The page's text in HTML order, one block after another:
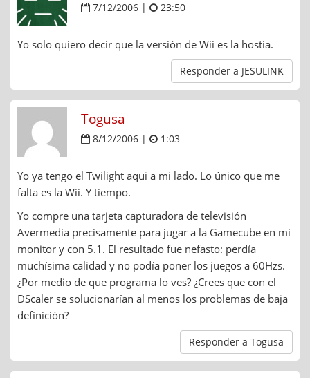
7/12/2006 | 23:50
Yo solo quiero decir que la versión de Wii es la hostia.
Responder a JESULINK
Togusa
8/12/2006 | 1:03
Yo ya tengo el Twilight aqui a mi lado. Lo único que me
falta es la Wii. Y tiempo.
Yo compre una tarjeta capturadora de televisión
Avermedia precisamente para jugar a la Gamecube en mi
monitor y con 5.1. El resultado fue nefasto: perdía
muchísima calidad y no podía poner los juegos a 60Hzs.
¿Por medio de que programa lo ves? ¿Crees que con el
DScaler se solucionarían al menos los problemas de baja
definición?
Responder a Togusa